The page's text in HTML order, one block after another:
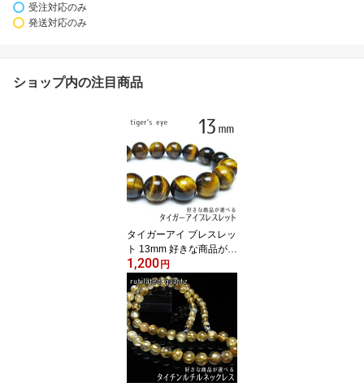
受注対応のみ
発送対応のみ
ショップ内の注目商品
タイガーアイ ブレスレッ
ト 13mm 好きな商品が選
べる イエロータイガーア
イ ブレス 虎目石 メンズ
レディース bracelet メー
ル便送料無料 一点物
1,200 円